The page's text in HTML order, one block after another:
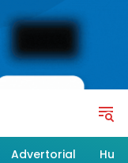
Advertorial